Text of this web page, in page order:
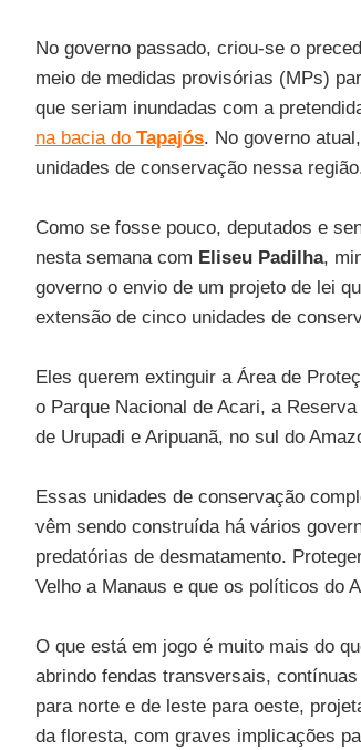
No governo passado, criou-se o
meio de medidas provisórias (MPs)
que seriam inundadas com a
na bacia do Tapajós. No governo
unidades de conservação nessa
Como se fosse pouco, deputados e
nesta semana com Eliseu Padilha,
governo o envio de um projeto de lei
extensão de cinco unidades de
Eles querem extinguir a Área de
o Parque Nacional de Acari, a
de Urupadi e Aripuanã, no sul do
Essas unidades de conservação
vêm sendo construída há vários
predatórias de desmatamento.
Velho a Manaus e que os políticos do
O que está em jogo é muito mais do
abrindo fendas transversais,
para norte e de leste para oeste,
da floresta, com graves implicações